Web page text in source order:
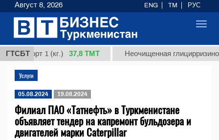
ГТСБТсорт 1 (кг.) 37,8 ТМТ Неочищенная
Услуги
05.08.2024 19.08.2024
Филиал ПАО «Татнефть» в Туркменистане
объявляет тендер на капремонт бульдозера и
двигателей марки Caterpillar
Август 8, 2026 ENG TM РУС